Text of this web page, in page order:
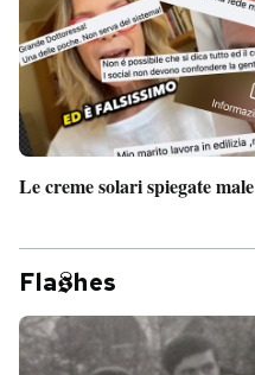
Le creme solari spiegate male
Fla hes